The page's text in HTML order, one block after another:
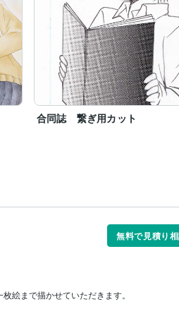
合同誌 繋ぎ用カット
無料で見積り
絵まで描かせていただきます。